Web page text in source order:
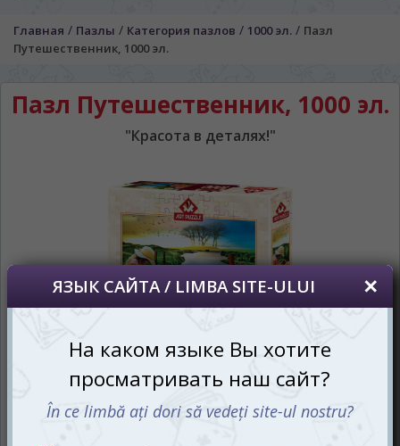
Главная / Пазлы / Категория пазлов / 1000 эл. / Пазл
Путешественник, 1000 эл.
Пазл Путешественник, 1000 эл.
"Красота в деталях!"
На каком языке Вы хотите
просматривать наш сайт?
*Беспокоим Вас только один раз, далее
сохраним Ваш выбор языка.
Vă vom deranja doar o singură dată, apoi vă
Если вы хотите переключить язык
сайта, то это можно всегда сделать в
правом верхнем углу страницы.
Dacă doriți să schimbați limba site-ului, puteți
oricând să faceți asta în colțul din dreapta sus
RO RU